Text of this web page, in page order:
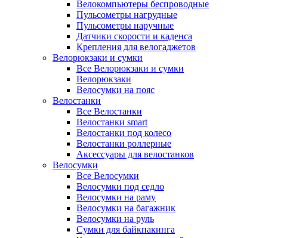
Велокомпьютеры беспроводные
Пульсометры нагрудные
Пульсометры наручные
Датчики скорости и каденса
Крепления для велогаджетов
Велорюкзаки и сумки
Все Велорюкзаки и сумки
Велорюкзаки
Велосумки на пояс
Велостанки
Все Велостанки
Велостанки smart
Велостанки под колесо
Велостанки роллерные
Аксессуары для велостанков
Велосумки
Все Велосумки
Велосумки под седло
Велосумки на раму
Велосумки на багажник
Велосумки на руль
Сумки для байкпакинга